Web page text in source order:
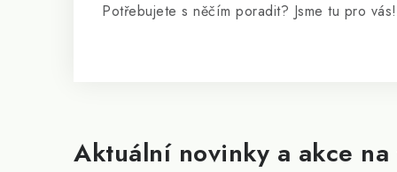
Aktuální novinky a akce na
Potřebujete s něčím poradit? Jsme tu pro vás!